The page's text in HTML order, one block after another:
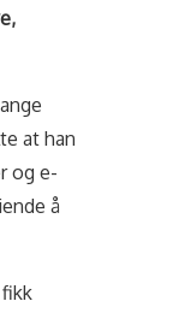
at han
og e-
å